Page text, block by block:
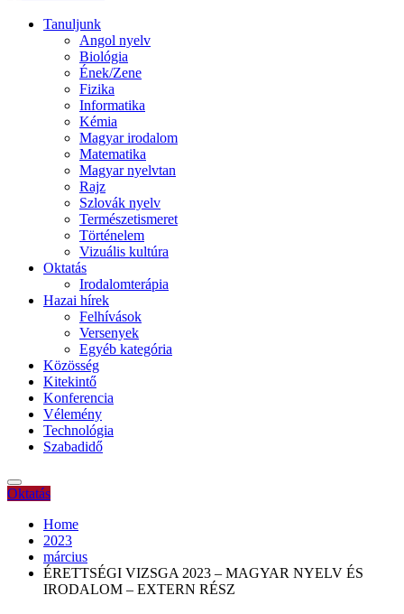
Tanuljunk
Angol nyelv
Biológia
Ének/Zene
Fizika
Informatika
Kémia
Magyar irodalom
Matematika
Magyar nyelvtan
Rajz
Szlovák nyelv
Természetismeret
Történelem
Vizuális kultúra
Oktatás
Irodalomterápia
Hazai hírek
Felhívások
Versenyek
Egyéb kategória
Közösség
Kitekintő
Konferencia
Vélemény
Technológia
Szabadidő
Oktatás
Home
2023
március
ÉRETTSÉGI VIZSGA 2023 – MAGYAR NYELV ÉS
IRODALOM – EXTERN RÉSZ